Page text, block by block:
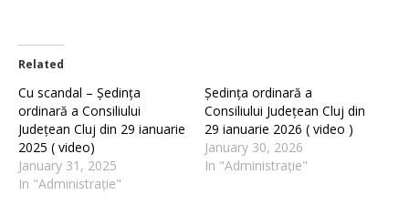
Related
Cu scandal – Ședința
ordinară a Consiliului
Județean Cluj din 29 ianuarie
2025 ( video)
January 31, 2025
In "Administrație"
Ședința ordinară a
Consiliului Județean Cluj din
29 ianuarie 2026 ( video )
January 30, 2026
In "Administrație"